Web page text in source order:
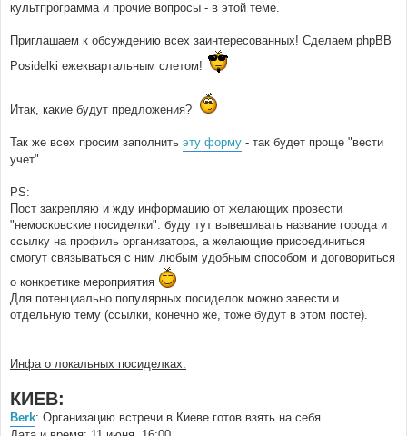
культпрограмма и прочие вопросы - в этой теме.
Приглашаем к обсуждению всех заинтересованных! Сделаем phpBB
Posidelki ежеквартальным слетом!
Итак, какие будут предложения?
Так же всех просим заполнить эту форму - так будет проще "вести
учет".
PS:
Пост закрепляю и жду информацию от желающих провести
"немосковские посиделки": буду тут вывешивать название города и
ссылку на профиль организатора, а желающие присоединиться
смогут связываться с ним любым удобным способом и договориться
о конкретике мероприятия
Для потенциально популярных посиделок можно завести и
отдельную тему (ссылки, конечно же, тоже будут в этом посте).
Инфа о локальных посиделках:
КИЕВ:
Berk: Организацию встречи в Киеве готов взять на себя.